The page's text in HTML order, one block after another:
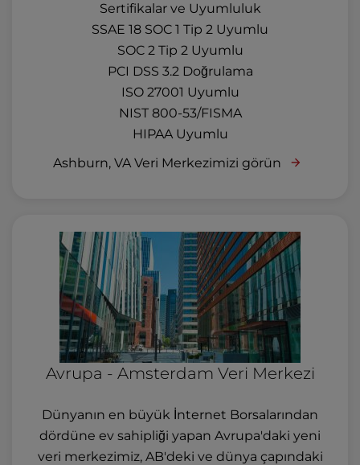
Sertifikalar ve Uyumluluk
SSAE 18 SOC 1 Tip 2 Uyumlu
SOC 2 Tip 2 Uyumlu
PCI DSS 3.2 Doğrulama
ISO 27001 Uyumlu
NIST 800-53/FISMA
HIPAA Uyumlu
Ashburn, VA Veri Merkezimizi görün
Avrupa - Amsterdam Veri Merkezi
Dünyanın en büyük İnternet Borsalarından
dördüne ev sahipliği yapan Avrupa'daki yeni
veri merkezimiz, AB'deki ve dünya çapındaki